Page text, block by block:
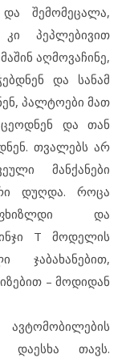
შემომეცალა,
პეპლებივით
აღმოვაჩინე,
და სანამ
პალტოები მათ
და თან
თვალებს არ
მანქანები
დუღდა. როცა
და
T მოდელის
ჯაბახანებით,
– მოდიდან
დაესხა თავს.